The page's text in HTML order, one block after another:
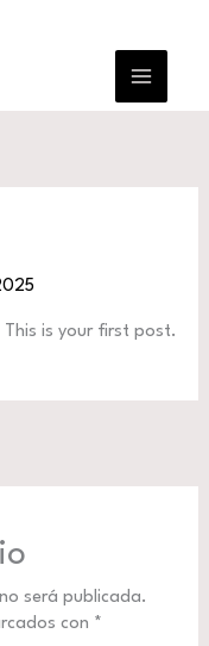
This is your first post.
será publicada.
con *